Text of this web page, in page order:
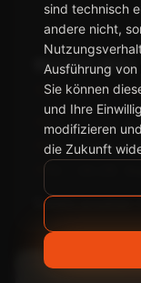
Wild West Circle
Zion · Bryce ·
04. – 13./14.
02. – 11./12.
15. – 24./25.
Details ansehen
sind technisch
andere nicht,
Ausführung
Sie können
und Ihre
modifizieren
die Zukunft